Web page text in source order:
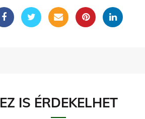
EZ IS ÉRDEKELHET